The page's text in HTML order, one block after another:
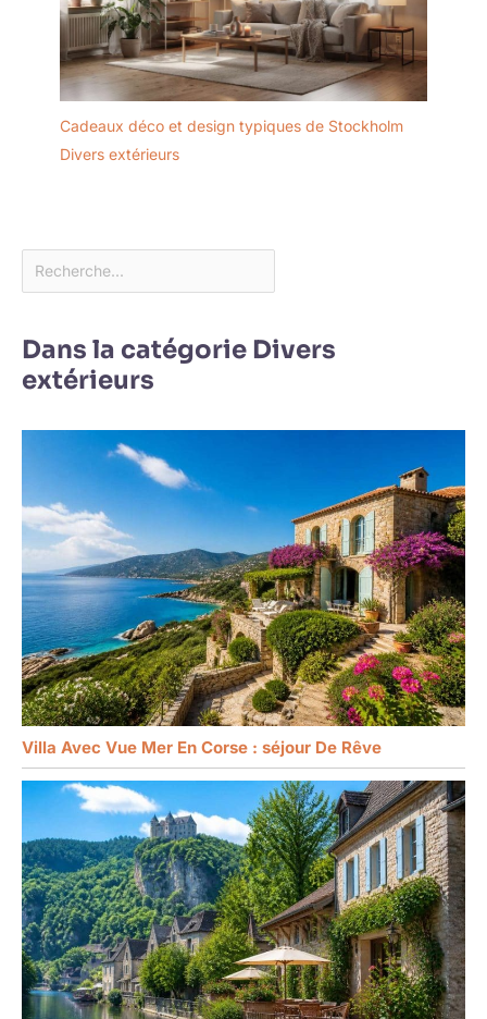
Cadeaux déco et design typiques de Stockholm
Divers extérieurs
Dans la catégorie Divers
extérieurs
Villa Avec Vue Mer En Corse : séjour De Rêve